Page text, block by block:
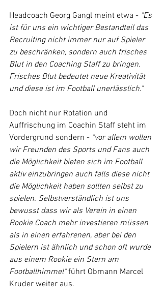
Headcoach Georg Gangl meint etwa - "Es
ist für uns ein wichtiger Bestandteil das
Recruiting nicht immer nur auf Spieler
zu beschränken, sondern auch frisches
Blut in den Coaching Staff zu bringen.
Frisches Blut bedeutet neue Kreativität
und diese ist im Football unerlässlich."
Doch nicht nur Rotation und
Auffrischung im Coachin Staff steht im
Vordergrund sondern - "vor allem wollen
wir Freunden des Sports und Fans auch
die Möglichkeit bieten sich im Football
aktiv einzubringen auch falls diese nicht
die Möglichkeit haben sollten selbst zu
spielen. Selbstverständlich ist uns
bewusst dass wir als Verein in einen
Rookie Coach mehr investieren müssen
als in einen erfahrenen, aber bei den
Spielern ist ähnlich und schon oft wurde
aus einem Rookie ein Stern am
Footballhimmel" führt Obmann Marcel
Kruder weiter aus.